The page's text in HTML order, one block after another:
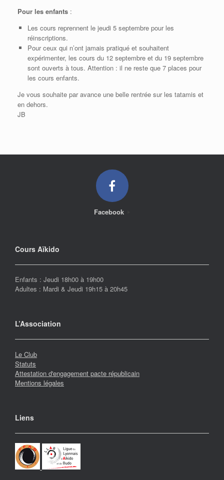
Pour les enfants :
Les cours reprennent le jeudi 5 septembre pour les
réinscriptions.
Pour ceux qui n’ont jamais pratiqué et souhaitent
expérimenter, les cours du 12 septembre et du 19 septembre
sont ouverts à tous. Attention : il ne reste que 7 places pour
les cours enfants.
Je vous souhaite par avance une belle rentrée sur les tatamis et
en dehors.
JB
Facebook
Cours Aïkido
Enfants : Jeudi 18h00 à 19h00
Adultes : Mardi & Jeudi 19h15 à 20h45
L’Association
Le Club
Statuts
Attestation d'engagement pacte républicain
Mentions légales
Liens